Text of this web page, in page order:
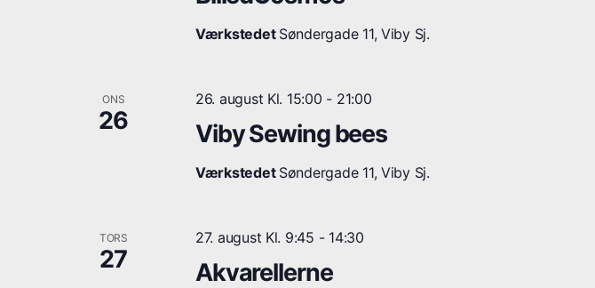
Værkstedet Søndergade 11, Viby Sj.
ONS
26
26. august Kl. 15:00 - 21:00
Viby Sewing bees
Værkstedet Søndergade 11, Viby Sj.
TORS
27
27. august Kl. 9:45 - 14:30
Akvarellerne